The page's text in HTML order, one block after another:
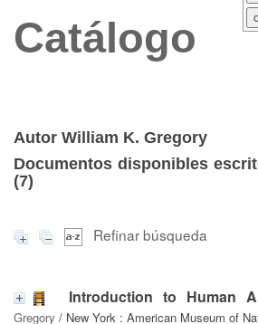
Catálogo
Autor William K. Gregory
Documentos disponibles
(7)
Refinar búsqueda
Introduction to Human
Gregory / New York : American Museum of